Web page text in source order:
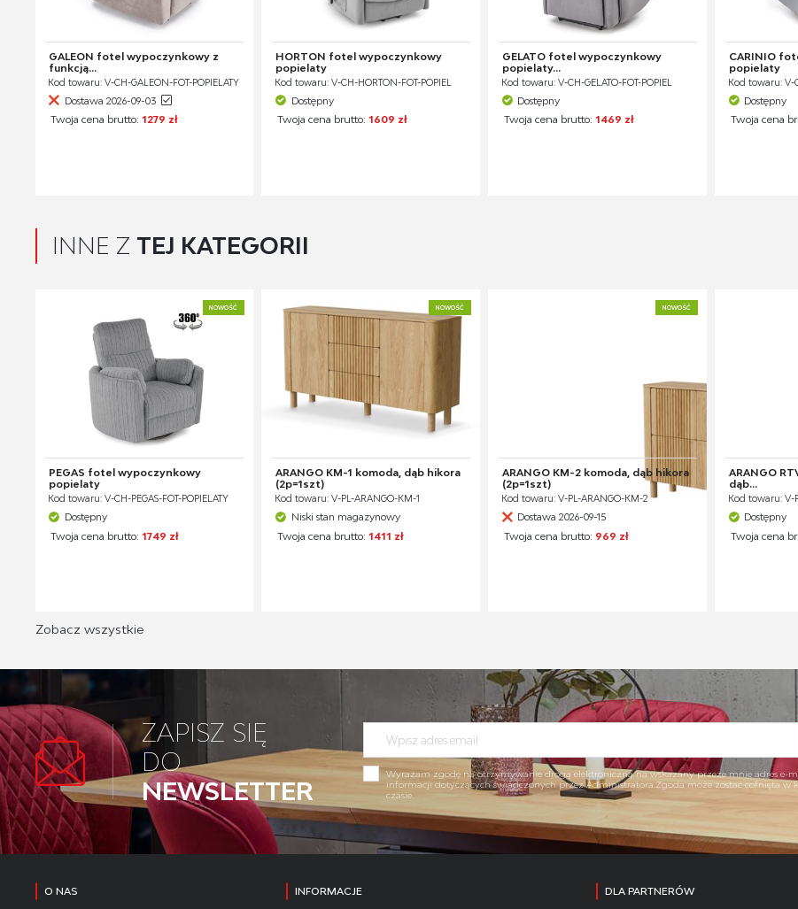
GALEON fotel wypoczynkowy z
funkcją...
Kod towaru: V-CH-GALEON-FOT-POPIELATY
Dostawa 2026-09-03
Twoja cena brutto:1279 zł
HORTON fotel wypoczynkowy
popielaty
Kod towaru: V-CH-HORTON-FOT-POPIEL
Dostępny
Twoja cena brutto:1609 zł
GELATO fotel wypoczynkowy
popielaty...
Kod towaru: V-CH-GELATO-FOT-POPIEL
Dostępny
Twoja cena brutto: 1469 zł
CARINIO
popielaty
Kod towaru: V-
Dostępny
Twoja cena
INNE Z TEJ KATEGORII
NOWOŚĆ
PEGAS fotel wypoczynkowy
popielaty
Kod towaru: V-CH-PEGAS-FOT-POPIELATY
Dostępny
Twoja cena brutto:1749 zł
NOWOŚĆ
ARANGO KM-1 komoda, dąb hikora
(2p=1szt)
Kod towaru: V-PL-ARANGO-KM-1
Niski stan magazynowy
Twoja cena brutto:1411 zł
NOWOŚĆ
ARANGO KM-2 komoda, dąb hikora
(2p=1szt)
Kod towaru: V-PL-ARANGO-KM-2
Dostawa 2026-09-15
Twoja cena brutto: 969 zł
ARANGO
dąb...
Kod towaru: V-
Dostępny
Twoja cena
Zobacz wszystkie
ZAPISZ SIĘ
DO
NEWSLETTER
Wyrażam zgodę na otrzymywanie drogą elektroniczną na wskazany przeze mnie adres e-
informacji dotyczących świadczonych przez Administratora.Zgoda może zostać cofnięta w
czasie.
O NAS INFORMACJE DLA PARTNERÓW